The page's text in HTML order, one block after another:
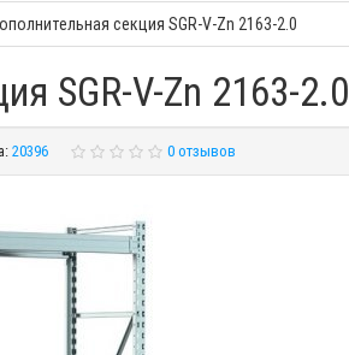
секция SGR-V-Zn 2163-2.0
SGR-V-Zn 2163-2.0
20396 0 отзывов